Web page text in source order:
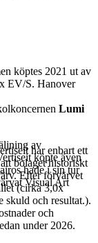
köptes 2021 ut av
EV/S. Hanover
Lumi
av
köpte även
hade i sin tur
Visual Art
har enbart ett
bolaget historiskt
Efter förvärvet
(cirka 3,0x
skuld och resultat.).
och
under 2026.